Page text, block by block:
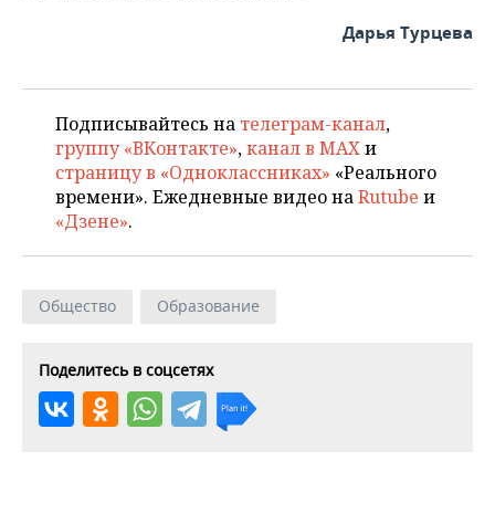
Дарья Турцева
Подписывайтесь на телеграм-канал,
группу «ВКонтакте»,канал в MAXи
страницу в «Одноклассниках» «Реального
времени». Ежедневные видео наRutube и
«Дзене».
Общество Образование
Поделитесь в соцсетях